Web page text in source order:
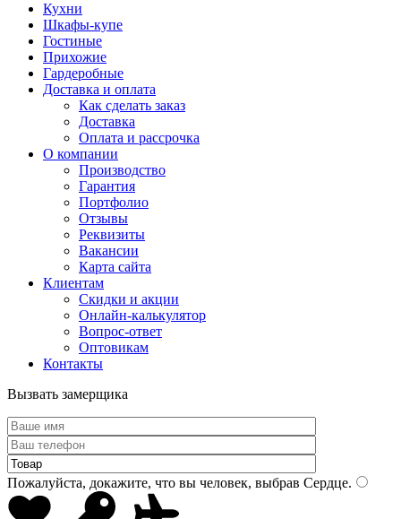
Кухни
Шкафы-купе
Гостиные
Прихожие
Гардеробные
Доставка и оплата
Как сделать заказ
Доставка
Оплата и рассрочка
О компании
Производство
Гарантия
Портфолио
Отзывы
Реквизиты
Вакансии
Карта сайта
Клиентам
Скидки и акции
Онлайн-калькулятор
Вопрос-ответ
Оптовикам
Контакты
Вызвать замерщика
Пожалуйста, докажите, что вы человек, выбрав Сердце.